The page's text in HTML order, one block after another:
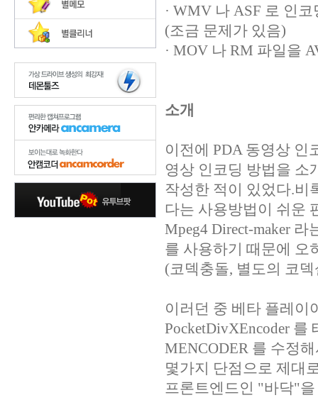
· WMV 나 ASF 로 인
(조금 문제가 있음)
· MOV 나 RM 파일을
소개
이전에 PDA 동영상 인
영상 인코딩 방법을 소
작성한 적이 있었다.비
다는 사용방법이 쉬운
Mpeg4 Direct-maker
를 사용하기 때문에 오
(코덱충돌, 별도의 코
이러던 중 베타 플레이
PocketDivXEncoder 를
MENCODER 를 수정
몇가지 단점으로 제대
프론트엔드인 "바닥"